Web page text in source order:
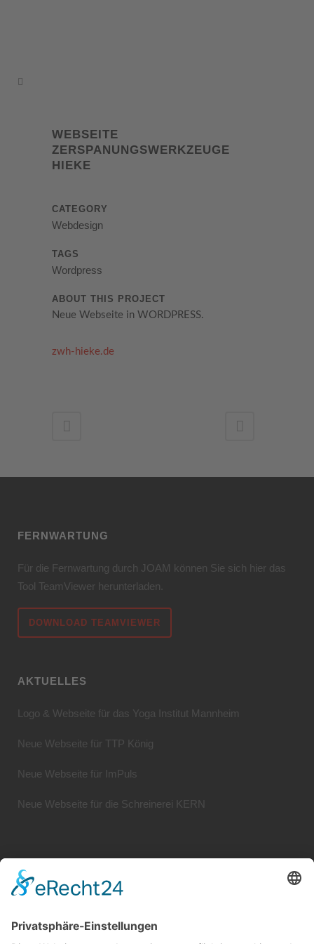
WEBSEITE
ZERSPANUNGSWERKZEUGE
HIEKE
CATEGORY
Webdesign
TAGS
Wordpress
ABOUT THIS PROJECT
Neue Webseite in WORDPRESS.
zwh-hieke.de
FERNWARTUNG
Für die Fernwartung durch JOAM können Sie sich hier das
Tool TeamViewer herunterladen.
DOWNLOAD TEAMVIEWER
AKTUELLES
Logo & Webseite für das Yoga Institut Mannheim
Neue Webseite für TTP König
Neue Webseite für ImPuls
Neue Webseite für die Schreinerei KERN
Systemhaus JOAM | Jochen Amend